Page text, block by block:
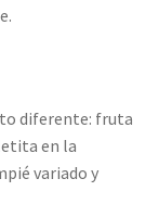
diferente: fruta
en la
variado y